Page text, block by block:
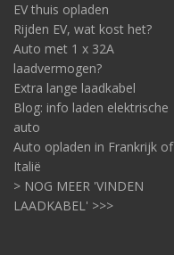
EV thuis opladen
Rijden EV, wat kost het?
Auto met 1 x 32A
laadvermogen?
Extra lange laadkabel
Blog: info laden elektrische
auto
Auto opladen in Frankrijk of
Italië
> NOG MEER 'VINDEN
LAADKABEL' >>>